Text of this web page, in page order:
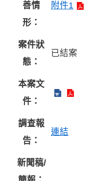
善情
形：
附件1
案件狀
態：
已結案
本案文
件：
調查報
告：
連結
新聞稿/